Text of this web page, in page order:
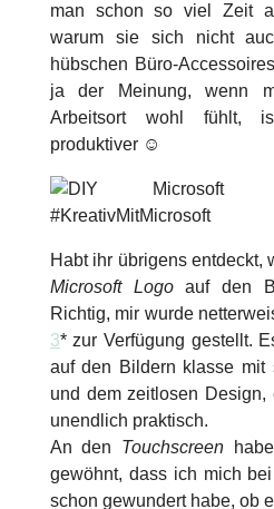
man schon so viel Zeit
warum sie sich nicht
hübschen Büro-
ja der Meinung, wenn
Arbeitsort wohl fühlt,
produktiver ☺️
Habt ihr übrigens entdeckt,
Microsoft Logoauf den
Richtig, mir wurde
3* zur Verfügung gestellt.
auf den Bildern klasse
und dem zeitlosen
unendlich praktisch.
An den Touchscreen
gewöhnt, dass ich mich
schon gewundert habe, ob